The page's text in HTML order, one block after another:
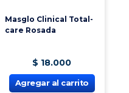
Masglo Clinical Total-
care Rosada
$ 18.000
Agregar al carrito